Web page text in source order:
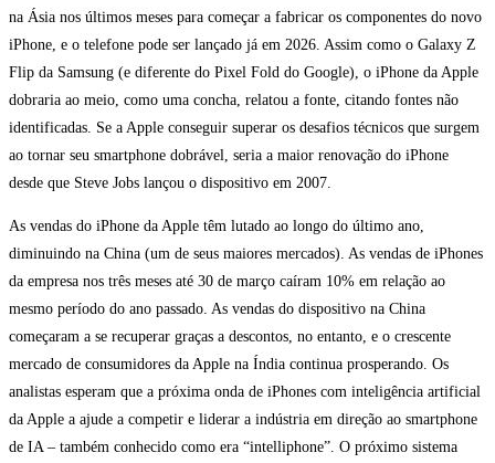
na Ásia nos últimos meses para começar a fabricar os componentes do novo
iPhone, e o telefone pode ser lançado já em 2026. Assim como o Galaxy Z
Flip da Samsung (e diferente do Pixel Fold do Google), o iPhone da Apple
dobraria ao meio, como uma concha, relatou a fonte, citando fontes não
identificadas. Se a Apple conseguir superar os desafios técnicos que surgem
ao tornar seu smartphone dobrável, seria a maior renovação do iPhone
desde que Steve Jobs lançou o dispositivo em 2007.
As vendas do iPhone da Apple têm lutado ao longo do último ano,
diminuindo na China (um de seus maiores mercados). As vendas de iPhones
da empresa nos três meses até 30 de março caíram 10% em relação ao
mesmo período do ano passado. As vendas do dispositivo na China
começaram a se recuperar graças a descontos, no entanto, e o crescente
mercado de consumidores da Apple na Índia continua prosperando. Os
analistas esperam que a próxima onda de iPhones com inteligência artificial
da Apple a ajude a competir e liderar a indústria em direção ao smartphone
de IA – também conhecido como era “intelliphone”. O próximo sistema